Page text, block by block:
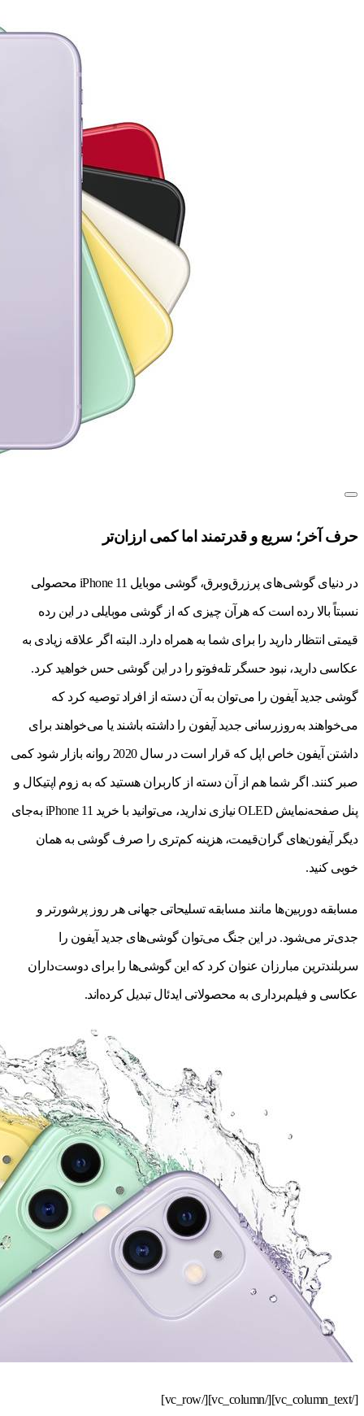
حرف آخر؛ سریع و قدرتمند اما کمی ارزان‌تر
در دنیای گوشی‌های پرزرق‌وبرق، گوشی موبایل iPhone 11 محصولی
نسبتاً بالا رده است که هرآن چیزی که از گوشی موبایلی در این رده
قیمتی انتظار دارید را برای شما به همراه دارد. البته اگر علاقه زیادی به
عکاسی دارید، نبود حسگر تله‌فوتو را در این گوشی حس خواهید کرد.
گوشی جدید آیفون را می‌توان به آن دسته از افراد توصیه کرد که
می‌خواهند به‌روزرسانی جدید آیفون را داشته باشند یا می‌خواهند برای
داشتن آیفون خاص اپل که قرار است در سال 2020 روانه بازار شود کمی
صبر کنند. اگر شما هم از آن دسته از کاربران هستید که به زوم اپتیکال و
پنل صفحه‌نمایش OLED نیازی ندارید، می‌توانید با خرید iPhone 11 به‌جای
دیگر آیفون‌های گران‌قیمت، هزینه کم‌تری را صرف گوشی به همان
خوبی کنید.
مسابقه دوربین‌ها مانند مسابقه تسلیحاتی جهانی هر روز پرشورتر و
جدی‌تر می‌شود. در این جنگ می‌توان گوشی‌های جدید آیفون را
سربلندترین مبارزان عنوان کرد که این گوشی‌ها را برای دوست‌داران
عکاسی و فیلم‌برداری به محصولاتی ایدئال تبدیل کرده‌اند.
[/vc_column_text][/vc_column][/vc_row]